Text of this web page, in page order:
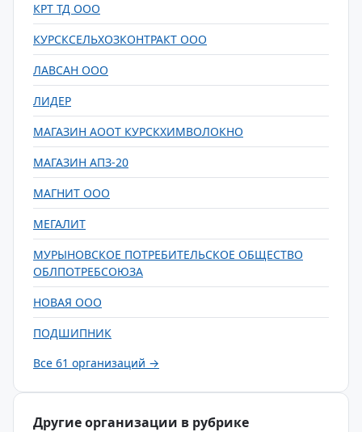
КРТ ТД ООО
КУРСКСЕЛЬХОЗКОНТРАКТ ООО
ЛАВСАН ООО
ЛИДЕР
МАГАЗИН АООТ КУРСКХИМВОЛОКНО
МАГАЗИН АПЗ-20
МАГНИТ ООО
МЕГАЛИТ
МУРЫНОВСКОЕ ПОТРЕБИТЕЛЬСКОЕ ОБЩЕСТВО
ОБЛПОТРЕБСОЮЗА
НОВАЯ ООО
ПОДШИПНИК
Все 61 организаций →
Другие организации в рубрике